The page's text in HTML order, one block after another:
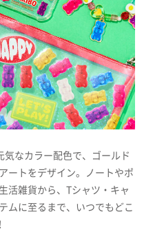
気なカラー配色で、ゴールド
ートをデザイン。ノートやポ
活雑貨から、Tシャツ・キャ
ムに至るまで、いつでもどこ